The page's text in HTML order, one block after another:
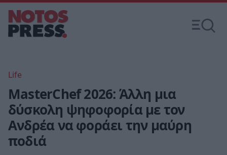
Life
MasterChef 2026: Άλλη μια
δύσκολη ψηφοφορία με τον
Ανδρέα να φοράει την μαύρη
ποδιά